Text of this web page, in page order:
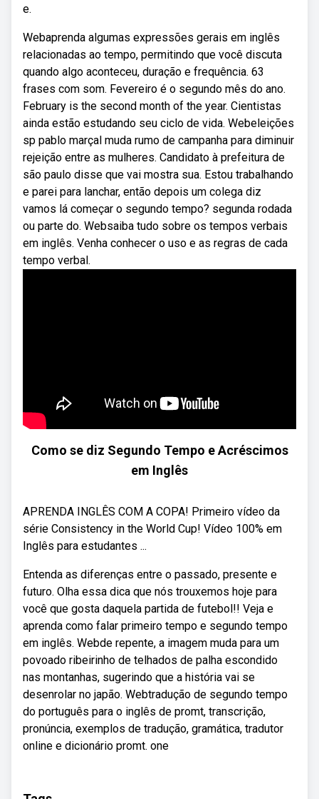
e.
Webaprenda algumas expressões gerais em inglês
relacionadas ao tempo, permitindo que você discuta
quando algo aconteceu, duração e frequência. 63
frases com som. Fevereiro é o segundo mês do ano.
February is the second month of the year. Cientistas
ainda estão estudando seu ciclo de vida. Webeleições
sp pablo marçal muda rumo de campanha para diminuir
rejeição entre as mulheres. Candidato à prefeitura de
são paulo disse que vai mostra sua. Estou trabalhando
e parei para lanchar, então depois um colega diz
vamos lá começar o segundo tempo? segunda rodada
ou parte do. Websaiba tudo sobre os tempos verbais
em inglês. Venha conhecer o uso e as regras de cada
tempo verbal.
Como se diz Segundo Tempo e Acréscimos
em Inglês
APRENDA INGLÊS COM A COPA! Primeiro vídeo da
série Consistency in the World Cup! Vídeo 100% em
Inglês para estudantes ...
Entenda as diferenças entre o passado, presente e
futuro. Olha essa dica que nós trouxemos hoje para
você que gosta daquela partida de futebol!! Veja e
aprenda como falar primeiro tempo e segundo tempo
em inglês. Webde repente, a imagem muda para um
povoado ribeirinho de telhados de palha escondido
nas montanhas, sugerindo que a história vai se
desenrolar no japão. Webtradução de segundo tempo
do português para o inglês de promt, transcrição,
pronúncia, exemplos de tradução, gramática, tradutor
online e dicionário promt. one